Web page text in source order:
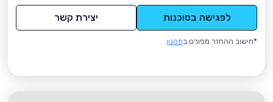
לפגישה בסוכנות יצירת קשר
*חישוב ההחזר מפורט בתקנון